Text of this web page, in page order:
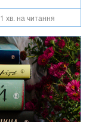
1 хв. на читання